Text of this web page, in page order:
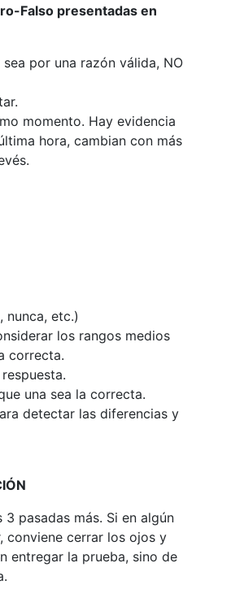
Falso presentadas en
por una razón válida, NO
momento. Hay evidencia
hora, cambian con más
nunca, etc.)
los rangos medios
correcta.
una sea la correcta.
detectar las diferencias y
pasadas más. Si en algún
conviene cerrar los ojos y
entregar la prueba, sino de